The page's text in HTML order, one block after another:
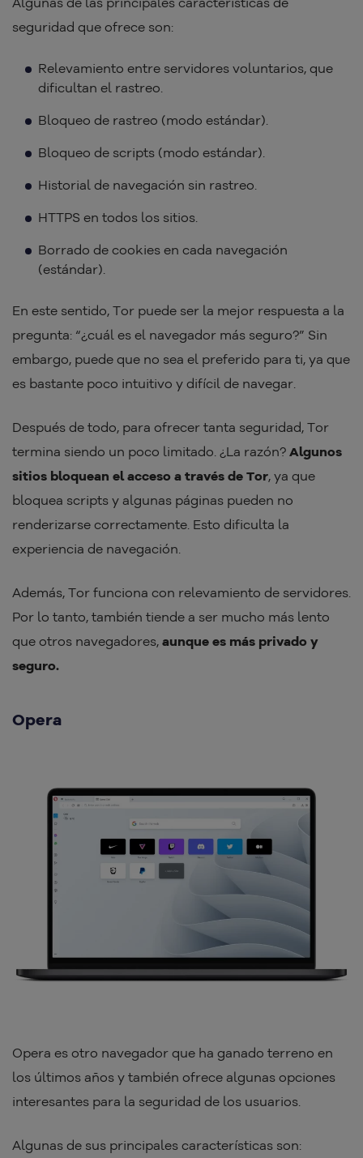
seguridad que ofrece son:
Relevamiento entre servidores voluntarios, que
dificultan el rastreo.
Bloqueo de rastreo (modo estándar).
Bloqueo de scripts (modo estándar).
Historial de navegación sin rastreo.
HTTPS en todos los sitios.
Borrado de cookies en cada navegación
(estándar).
En este sentido, Tor puede ser la mejor respuesta a la
pregunta: “¿cuál es el navegador más seguro?” Sin
embargo, puede que no sea el preferido para ti, ya que
es bastante poco intuitivo y difícil de navegar.
Después de todo, para ofrecer tanta seguridad, Tor
termina siendo un poco limitado. ¿La razón? Algunos
sitios bloquean el acceso a través de Tor, ya que
bloquea scripts y algunas páginas pueden no
renderizarse correctamente. Esto dificulta la
experiencia de navegación.
Además, Tor funciona con relevamiento de servidores.
Por lo tanto, también tiende a ser mucho más lento
que otros navegadores, aunque es más privado y
seguro.
Opera
Opera es otro navegador que ha ganado terreno en
los últimos años y también ofrece algunas opciones
interesantes para la seguridad de los usuarios.
Algunas de sus principales características son: